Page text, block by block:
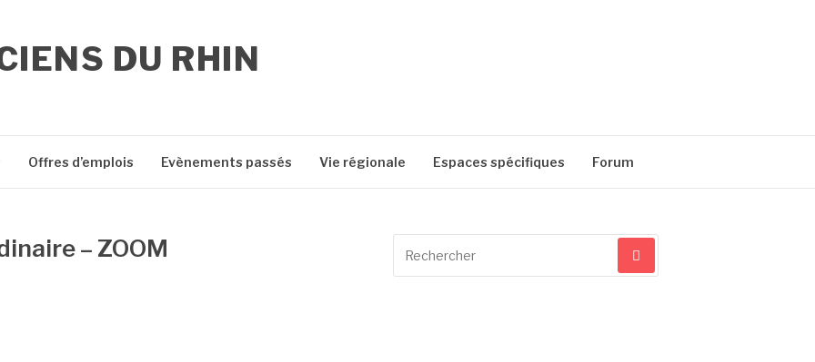
DU RHIN
Offres d’emplois Evènements passés Vie régionale Espaces spécifiques Forum
– ZOOM
pour